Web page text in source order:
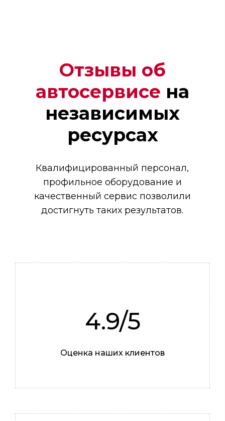
Андрей
Механик
Алексей
Отзывы об
автосервисе на
независимых
ресурсах
Квалифицированный персонал,
профильное оборудование и
качественный сервис позволили
достигнуть таких результатов.
4.9/5
Оценка наших клиентов